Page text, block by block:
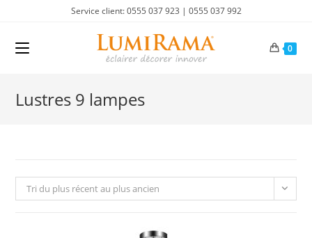
content
Service client: 0555 037 923 | 0555 037 992
0
Lustres 9 lampes
Tri du plus récent au plus ancien